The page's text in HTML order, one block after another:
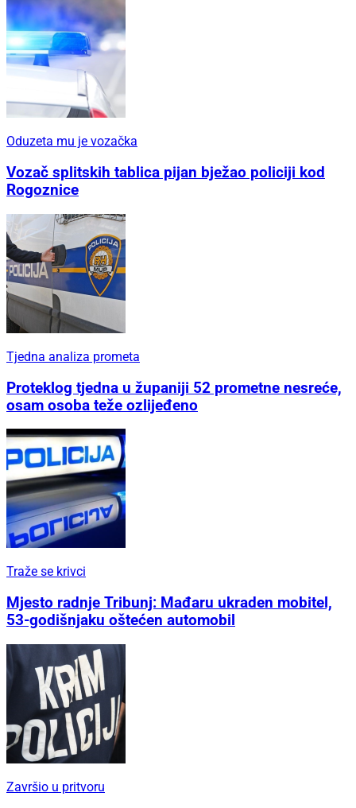
Oduzeta mu je vozačka
Vozač splitskih tablica pijan bježao policiji kod
Rogoznice
Tjedna analiza prometa
Proteklog tjedna u županiji 52 prometne nesreće,
osam osoba teže ozlijeđeno
Traže se krivci
Mjesto radnje Tribunj: Mađaru ukraden mobitel,
53-godišnjaku oštećen automobil
Završio u pritvoru